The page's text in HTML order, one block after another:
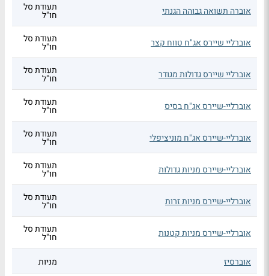
אוברה תשואה גבוהה הגנתי תעודת סל
חו"ל
אוברליי שיירס אג"ח טווח קצר תעודת סל
חו"ל
אוברליי שיירס גדולות מגודר תעודת סל
חו"ל
אוברליי-שיירס אג"ח בסיס תעודת סל
חו"ל
אוברליי-שיירס אג"ח מוניציפלי תעודת סל
חו"ל
אוברליי-שיירס מניות גדולות תעודת סל
חו"ל
אוברליי-שיירס מניות זרות תעודת סל
חו"ל
אוברליי-שיירס מניות קטנות תעודת סל
חו"ל
אוברסיז
מניות